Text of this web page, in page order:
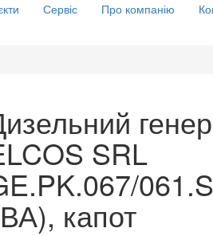
Сервіс Про компанію
SRL
капот